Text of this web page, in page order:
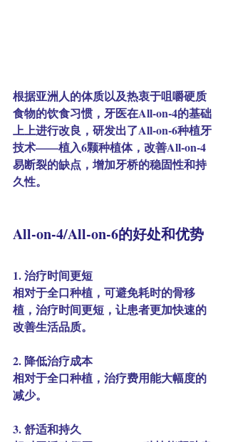
根据亚洲人的体质以及热衷于咀嚼硬质
食物的饮食习惯，牙医在All-on-4的基础
上上进行改良，研发出了All-on-6种植牙
技术——植入6颗种植体，改善All-on-4
易断裂的缺点，增加牙桥的稳固性和持
久性。
All-on-4/All-on-6的好处和优势
1. 治疗时间更短
相对于全口种植，可避免耗时的骨移
植，治疗时间更短，让患者更加快速的
改善生活品质。
2. 降低治疗成本
相对于全口种植，治疗费用能大幅度的
减少。
3. 舒适和持久